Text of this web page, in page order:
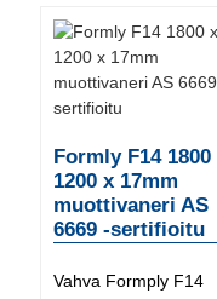
Formly F14 1800
1200 x 17mm
muottivaneri AS
6669 -sertifioitu
Vahva Formply F14